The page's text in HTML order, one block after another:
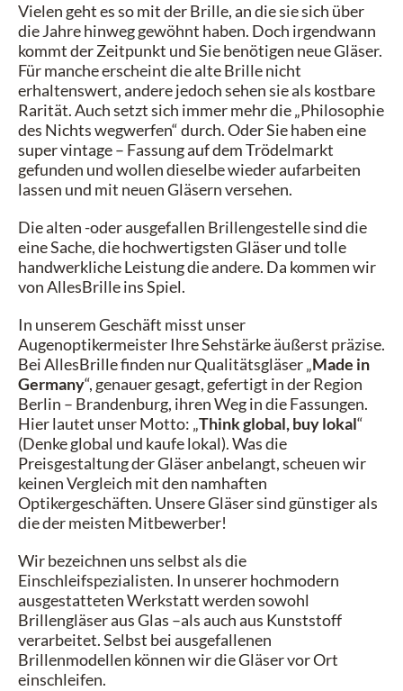
Vielen geht es so mit der Brille, an die sie sich über
die Jahre hinweg gewöhnt haben. Doch irgendwann
kommt der Zeitpunkt und Sie benötigen neue Gläser.
Für manche erscheint die alte Brille nicht
erhaltenswert, andere jedoch sehen sie als kostbare
Rarität. Auch setzt sich immer mehr die „Philosophie
des Nichts wegwerfen“ durch. Oder Sie haben eine
super vintage– Fassung auf dem Trödelmarkt
gefunden und wollen dieselbe wieder aufarbeiten
lassen und mit neuen Gläsern versehen.
Die alten -oder ausgefallen Brillengestelle sind die
eine Sache, die hochwertigsten Gläser und tolle
handwerkliche Leistung die andere. Da kommen wir
von AllesBrille ins Spiel.
In unserem Geschäft misst unser
Augenoptikermeister Ihre Sehstärke äußerst präzise.
Bei AllesBrille finden nur Qualitätsgläser„Made in
Germany“, genauer gesagt, gefertigt in der Region
Berlin – Brandenburg, ihren Weg in die Fassungen.
Hier lautet unser Motto: „Think global, buy lokal“
(Denke global und kaufe lokal). Was die
Preisgestaltung der Gläser anbelangt, scheuen wir
keinen Vergleich mit den namhaften
Optikergeschäften. Unsere Gläser sind günstiger als
die der meisten Mitbewerber!
Wir bezeichnen uns selbst als die
Einschleifspezialisten. In unserer hochmodern
ausgestatteten Werkstatt werden sowohl
Brillengläser aus Glas –als auch aus Kunststoff
verarbeitet. Selbst bei ausgefallenen
Brillenmodellen können wir die Gläser vor Ort
einschleifen.